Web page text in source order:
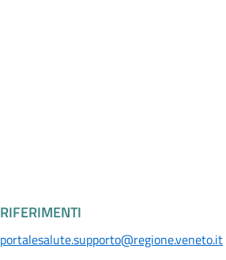
RIFERIMENTI
portalesalute.supporto@regione.veneto.it